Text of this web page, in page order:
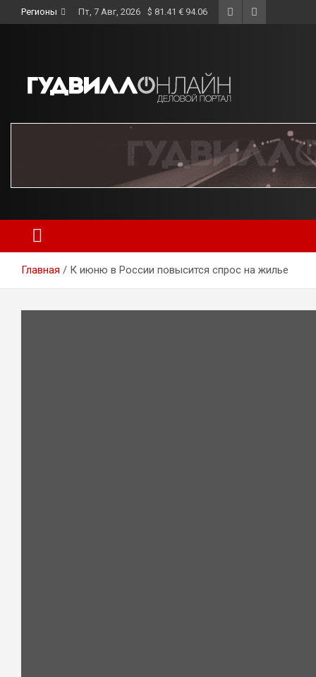
to
Регионы Пт, 7 Авг, 2026 $ 81.41 € 94.06
Главная К июню в России повысится спрос на жилье